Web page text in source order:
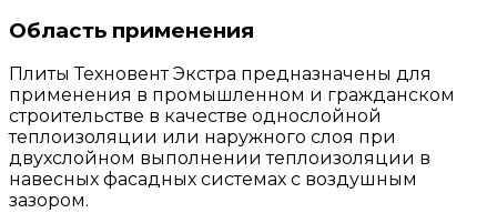
Область применения
Плиты Техновент Экстра предназначены для
применения в промышленном и гражданском
строительстве в качестве однослойной
теплоизоляции или наружного слоя при
двухслойном выполнении теплоизоляции в
навесных фасадных системах с воздушным
зазором.